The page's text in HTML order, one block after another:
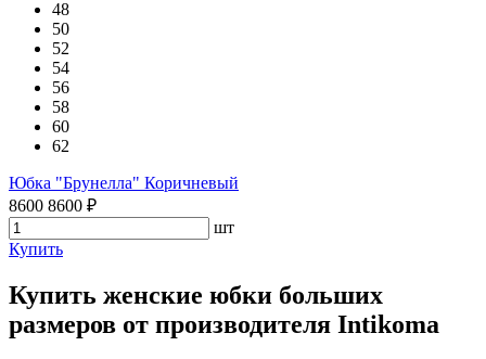
48
50
52
54
56
58
60
62
Юбка "Брунелла" Коричневый
8600 8600 ₽
шт
Купить
Купить женские юбки больших
размеров от производителя Intikoma